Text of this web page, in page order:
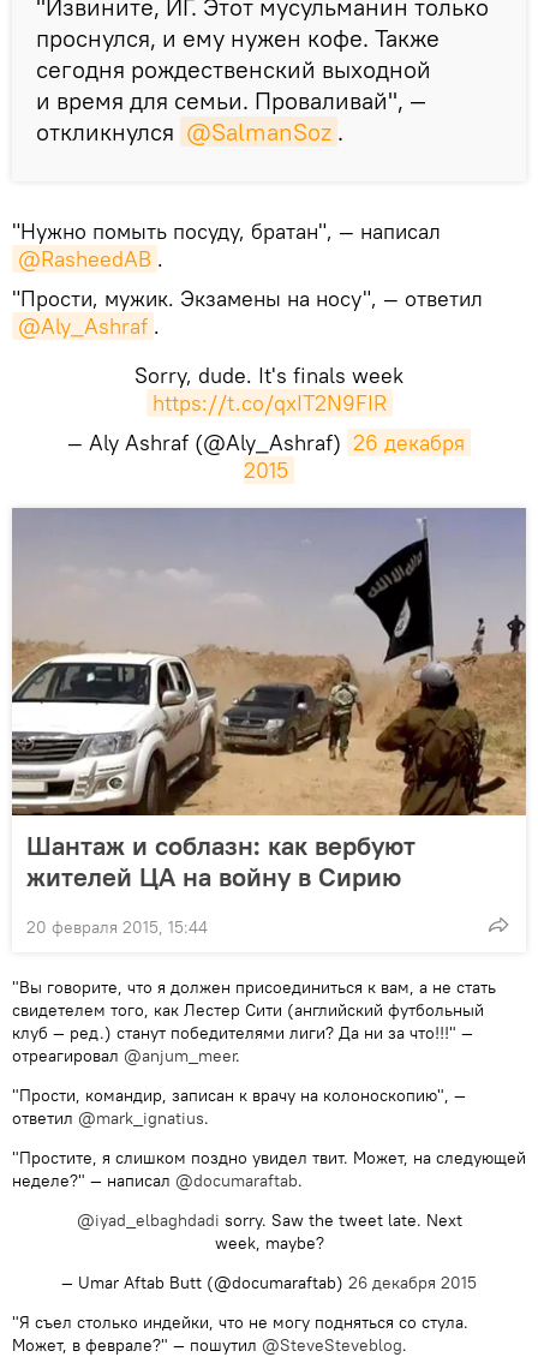
"Извините, ИГ. Этот мусульманин только
проснулся, и ему нужен кофе. Также
сегодня рождественский выходной
и время для семьи. Проваливай", —
откликнулся @SalmanSoz .
"Нужно помыть посуду, братан", — написал
@RasheedAB .
"Прости, мужик. Экзамены на носу", — ответил
@Aly_Ashraf .
Sorry, dude. It's finals week
https://t.co/qxIT2N9FIR
— Aly Ashraf (@Aly_Ashraf) 26 декабря
2015
Шантаж и соблазн: как вербуют
жителей ЦА на войну в Сирию
20 февраля 2015, 15:44
​"Вы говорите, что я должен присоединиться к вам, а не стать
свидетелем того, как Лестер Сити (английский футбольный
клуб — ред.) станут победителями лиги? Да ни за что!!!" —
отреагировал @anjum_meer.
"Прости, командир, записан к врачу на колоноскопию", —
ответил @mark_ignatius.
"Простите, я слишком поздно увидел твит. Может, на следующей
неделе?" — написал @documaraftab.
@iyad_elbaghdadi sorry. Saw the tweet late. Next
week, maybe?
— Umar Aftab Butt (@documaraftab) 26 декабря 2015
​"Я съел столько индейки, что не могу подняться со стула.
Может, в феврале?" — пошутил @SteveSteveblog.